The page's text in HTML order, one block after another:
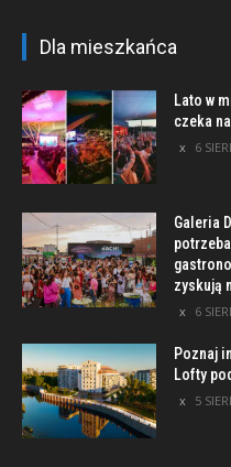
Dla mieszkańca
Lato w
czeka
6
Galeria
zyskują
6
Poznaj
Lofty
5